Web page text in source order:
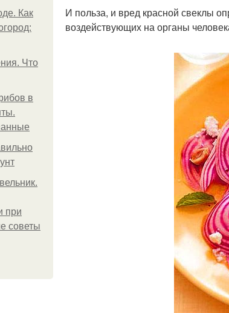
Как
Что
в
при
советы
И польза, и вред красной свеклы
воздействующих на органы